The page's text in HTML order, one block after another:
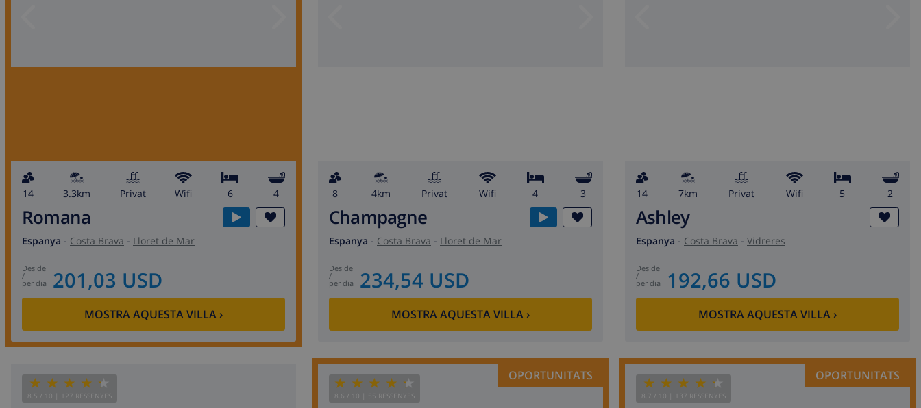
14 3.3km Privat wifi 6 4
Romana
Espanya - Costa Brava - Lloret de Mar
des de
/
per dia 201,03 USD
MOSTRA AQUESTA VILLA ›
8 4km Privat wifi 4 3
Champagne
Espanya - Costa Brava - Lloret de Mar
des de
/
per dia 234,54 USD
MOSTRA AQUESTA VILLA ›
14 7km Privat wifi 5 2
Ashley
Espanya - Costa Brava - Vidreres
des de
/
per dia 192,66 USD
MOSTRA AQUESTA VILLA ›
8.5 / 10 | 127 RESSENYES 8.6 / 10 | 55 RESSENYES
OPORTUNITATS
8.7 / 10 | 137 RESSENYES
OPORTUNITATS